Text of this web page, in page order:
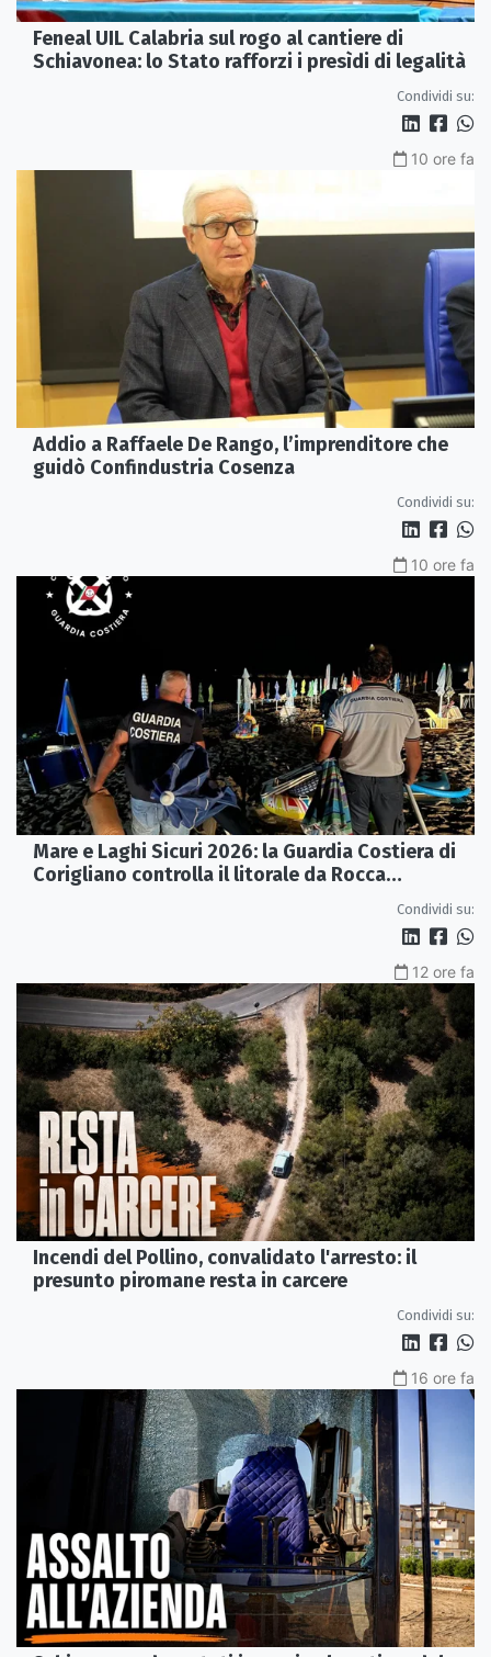
Feneal UIL Calabria sul rogo al cantiere di
Schiavonea: lo Stato rafforzi i presìdi di legalità
Condividi su:
10 ore fa
Addio a Raffaele De Rango, l’imprenditore che
guidò Confindustria Cosenza
Condividi su:
10 ore fa
Mare e Laghi Sicuri 2026: la Guardia Costiera di
Corigliano controlla il litorale da Rocca
Condividi su:
12 ore fa
Incendi del Pollino, convalidato l'arresto: il
presunto piromane resta in carcere
Condividi su:
16 ore fa